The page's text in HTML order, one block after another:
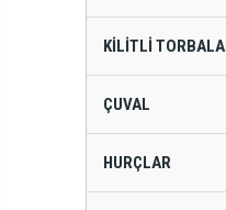
KILITLI
ÇUVAL
HURÇLAR